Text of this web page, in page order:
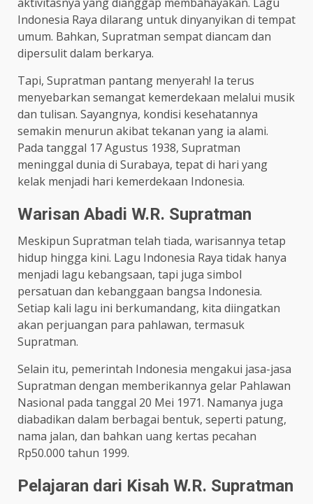
Indonesia Raya dilarang untuk dinyanyikan di tempat
umum. Bahkan, Supratman sempat diancam dan
dipersulit dalam berkarya.
Tapi, Supratman pantang menyerah! Ia terus
menyebarkan semangat kemerdekaan melalui musik
dan tulisan. Sayangnya, kondisi kesehatannya
semakin menurun akibat tekanan yang ia alami.
Pada tanggal 17 Agustus 1938, Supratman
meninggal dunia di Surabaya, tepat di hari yang
kelak menjadi hari kemerdekaan Indonesia.
Warisan Abadi W.R. Supratman
Meskipun Supratman telah tiada, warisannya tetap
hidup hingga kini. Lagu Indonesia Raya tidak hanya
menjadi lagu kebangsaan, tapi juga simbol
persatuan dan kebanggaan bangsa Indonesia.
Setiap kali lagu ini berkumandang, kita diingatkan
akan perjuangan para pahlawan, termasuk
Supratman.
Selain itu, pemerintah Indonesia mengakui jasa-jasa
Supratman dengan memberikannya gelar Pahlawan
Nasional pada tanggal 20 Mei 1971. Namanya juga
diabadikan dalam berbagai bentuk, seperti patung,
nama jalan, dan bahkan uang kertas pecahan
Rp50.000 tahun 1999.
Pelajaran dari Kisah W.R. Supratman